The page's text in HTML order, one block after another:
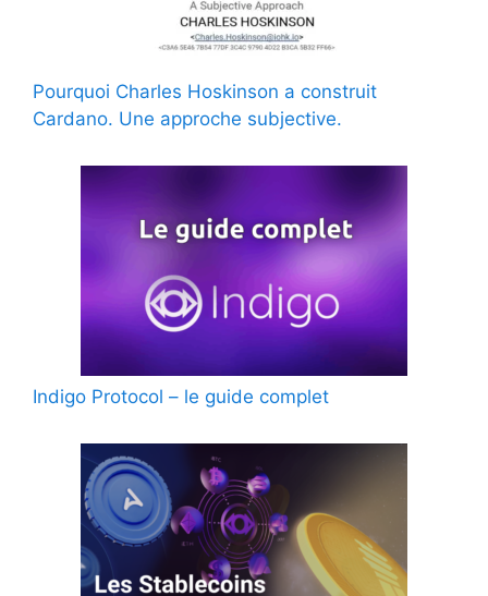
Pourquoi Charles Hoskinson a construit
Cardano. Une approche subjective.
Indigo Protocol – le guide complet